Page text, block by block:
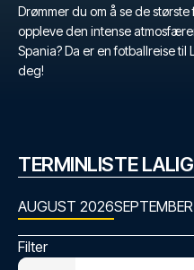
Drømmer du om å se de største
oppleve den intense
Spania? Da er en fotballreise
deg!
TERMINLISTE
AUGUST 2026
Filter